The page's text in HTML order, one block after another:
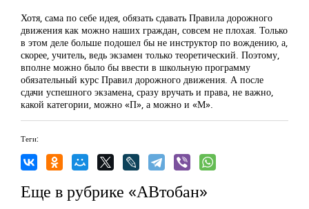
Хотя, сама по себе идея, обязать сдавать Правила дорожного
движения как можно наших граждан, совсем не плохая. Только
в этом деле больше подошел бы не инструктор по вождению, а,
скорее, учитель, ведь экзамен только теоретический. Поэтому,
вполне можно было бы ввести в школьную программу
обязательный курс Правил дорожного движения. А после
сдачи успешного экзамена, сразу вручать и права, не важно,
какой категории, можно «П», а можно и «М».
Теги:
Еще в рубрике «АВтобан»